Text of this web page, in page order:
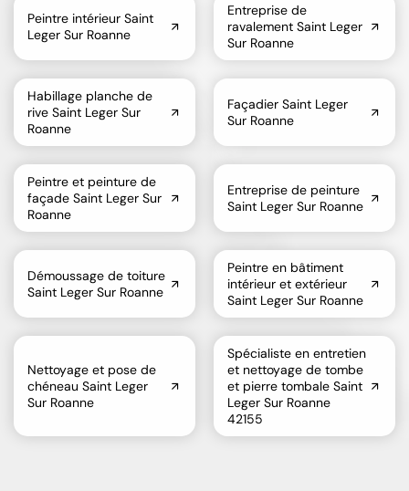
Peintre intérieur Saint
Leger Sur Roanne
Entreprise de
ravalement Saint Leger
Sur Roanne
Habillage planche de
rive Saint Leger Sur
Roanne
Façadier Saint Leger
Sur Roanne
Peintre et peinture de
façade Saint Leger Sur
Roanne
Entreprise de peinture
Saint Leger Sur Roanne
Démoussage de toiture
Saint Leger Sur Roanne
Peintre en bâtiment
intérieur et extérieur
Saint Leger Sur Roanne
Nettoyage et pose de
chéneau Saint Leger
Sur Roanne
Spécialiste en entretien
et nettoyage de tombe
et pierre tombale Saint
Leger Sur Roanne
42155